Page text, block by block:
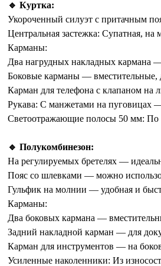
🔹 Куртка:
Укороченный силуэт с притачным
Центральная застежка: Супатная,
Карманы:
Два нагрудных накладных кармана
Боковые карманы — вместительные,
Карман для телефона с клапаном на
Рукава: С манжетами на пуговицах
Светоотражающие полосы 50 мм: По
🔹 Полукомбинезон:
На регулируемых бретелях —
Пояс со шлевками — можно
Гульфик на молнии — удобная и
Карманы:
Два боковых кармана —
Задний накладной карман — для
Карман для инструментов — на
Усиленные наколенники: Из